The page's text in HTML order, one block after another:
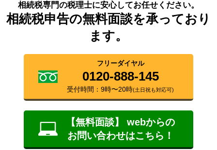
相続税専門の税理士に安心してお任せください。
相続税申告の無料面談を承っており
ます。
フリーダイヤル
0120-888-145
受付時間：9時〜20時(土日祝も対応可)
【無料面談】 webからの
お問い合わせはこちら！